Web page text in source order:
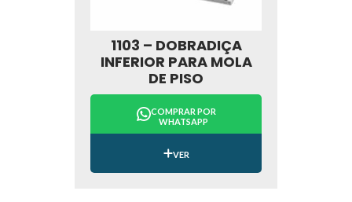
1103 – DOBRADIÇA
INFERIOR PARA MOLA
DE PISO
COMPRAR POR
WHATSAPP
VER